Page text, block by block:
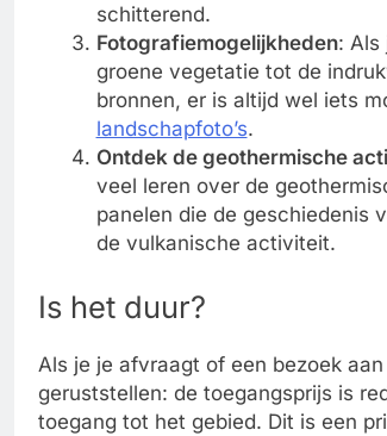
schitterend.
Fotografiemogelijkheden: Als
groene vegetatie tot de
bronnen, er is altijd wel iets
landschapfoto’s.
Ontdek de geothermische
veel leren over de
panelen die de geschiedenis
de vulkanische activiteit.
Is het duur?
Als je je afvraagt of een bezoek
geruststellen: de toegangsprijs is
toegang tot het gebied. Dit is een